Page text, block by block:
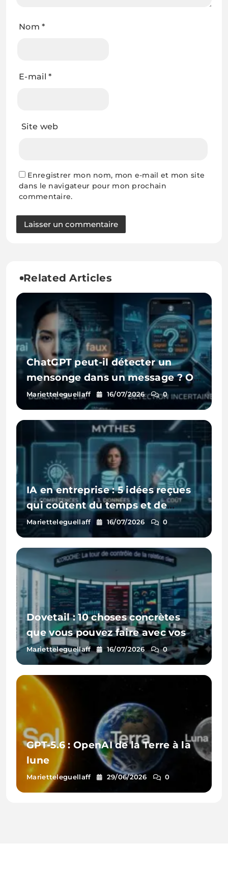
Nom*
E-mail*
Site web
Enregistrer mon nom, mon e-mail et mon site
dans le navigateur pour mon prochain
commentaire.
Related Articles
ChatGPT peut-il détecter un
mensonge dans un message ? On
a testé
Marietteleguellaff 16/07/2026 0
IA en entreprise : 5 idées reçues
qui coûtent du temps et de
l’argent
Marietteleguellaff 16/07/2026 0
Dovetail : 10 choses concrètes
que vous pouvez faire avec vos
données clients
Marietteleguellaff 16/07/2026 0
GPT-5.6 : OpenAI de la Terre à la
lune
Marietteleguellaff 29/06/2026 0